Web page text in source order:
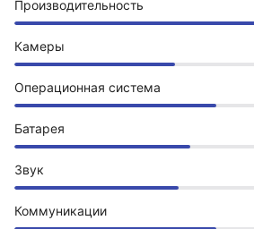
Производительность
Камеры
Операционная система
Батарея
Звук
Коммуникации